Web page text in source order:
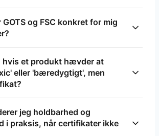
eller scan det på certifikatets
Hvis der ikke er nummer eller
i certifikatdatabasen hos
og FSC konkret for mig
fibre, begrænsning af
forhold i produktionen. FSC
og papir og garanterer, at
er 'FSC Recycled' eller 'FSC Mix'
hvad du får.
hvis et produkt hævder at
eller 'bæredygtigt', men
eller en produktdatablad.
kan du prioritere brands
jeg holdbarhed og
i praksis, når certifikater ikke